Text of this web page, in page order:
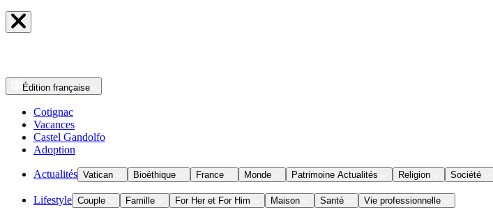
Édition française
Cotignac
Vacances
Castel Gandolfo
Adoption
Actualités Vatican Bioéthique France Monde Patrimoine Actualités Religion Société
Lifestyle Couple Famille For Her et For Him Maison Santé Vie professionnelle